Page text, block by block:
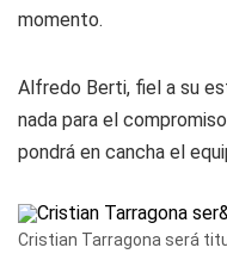
momento.
Alfredo Berti, fiel a su
nada para el
pondrá en cancha el
Cristian Tarragona será